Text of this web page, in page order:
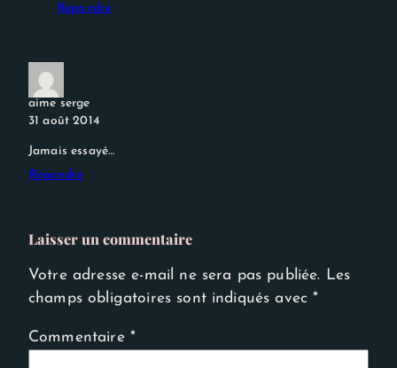
Répondre
aime serge
31 août 2014
Jamais essayé…
Répondre
Laisser un commentaire
Votre adresse e-mail ne sera pas publiée. Les
champs obligatoires sont indiqués avec*
Commentaire *